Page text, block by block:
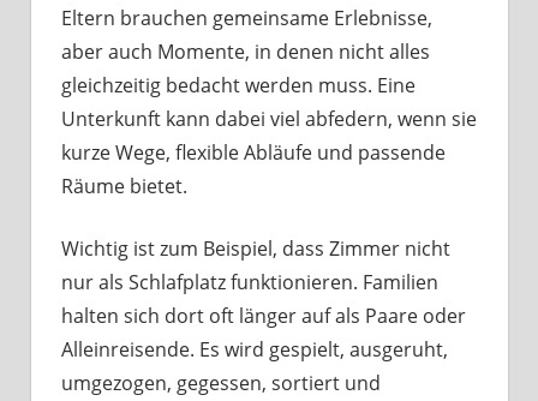
Eltern brauchen gemeinsame Erlebnisse,
aber auch Momente, in denen nicht alles
gleichzeitig bedacht werden muss. Eine
Unterkunft kann dabei viel abfedern, wenn sie
kurze Wege, flexible Abläufe und passende
Räume bietet.
Wichtig ist zum Beispiel, dass Zimmer nicht
nur als Schlafplatz funktionieren. Familien
halten sich dort oft länger auf als Paare oder
Alleinreisende. Es wird gespielt, ausgeruht,
umgezogen, gegessen, sortiert und